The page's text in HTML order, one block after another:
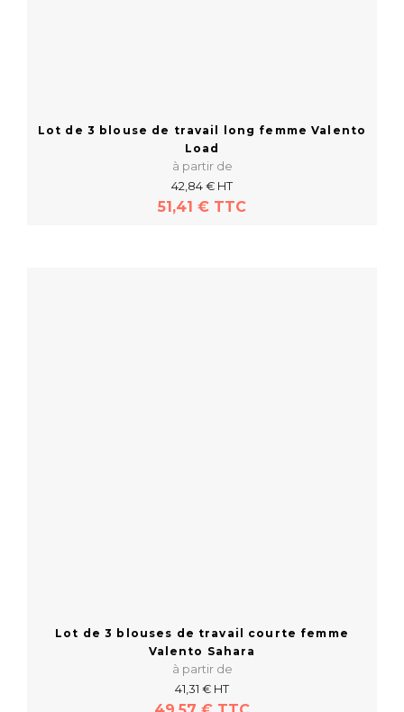
Lot de 3 blouse de travail long femme Valento
Load
à partir de
42,84 € HT
51,41 € TTC
Lot de 3 blouses de travail courte femme
Valento Sahara
à partir de
41,31 € HT